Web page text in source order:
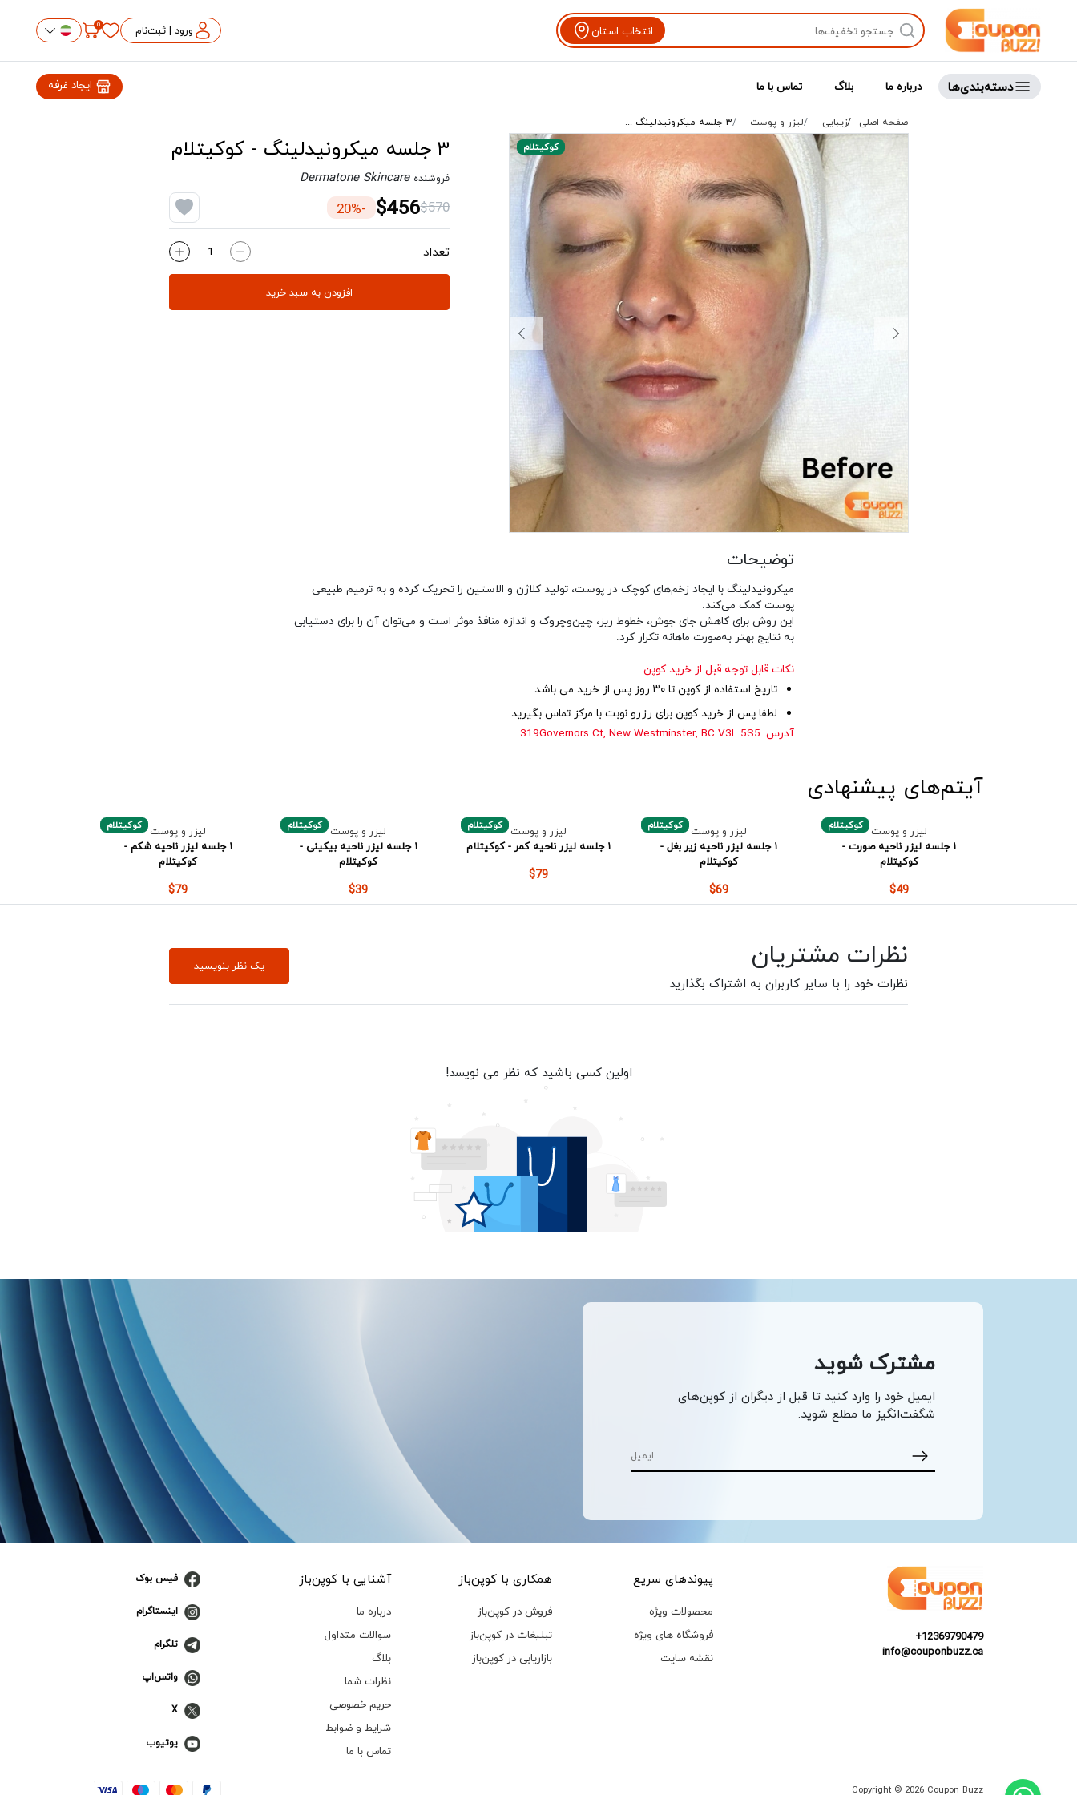
انتخاب استان ورود | ثبت‌نام 0
دسته‌بندی‌ها درباره ما بلاگ تماس با ما ایجاد غرفه
صفحه اصلی زیبایی لیزر و پوست ۳ جلسه میکرونیدلینگ ...
کوکیتلام ۳ جلسه میکرونیدلینگ - کوکیتلام
فروشنده Dermatone Skincare
$570
$456
-20%
تعداد
افزودن به سبد خرید
توضیحات
میکرونیدلینگ با ایجاد زخم‌های کوچک در پوست، تولید کلاژن و الاستین را تحریک کرده و به ترمیم طبیعی
پوست کمک می‌کند.
این روش برای کاهش جای جوش، خطوط ریز، چین‌وچروک و اندازه منافذ موثر است و می‌توان آن را برای دستیابی
به نتایج بهتر به‌صورت ماهانه تکرار کرد.
نکات قابل توجه قبل از خرید کوپن:
تاریخ استفاده از کوپن تا ۳۰ روز پس از خرید می باشد.
لطفا پس از خرید کوپن برای رزرو نوبت با مرکز تماس بگیرید.
آدرس:
319Governors Ct, New Westminster, BC V3L 5S5
آیتم‌های پیشنهادی
کوکیتلام لیزر و پوست
۱ جلسه لیزر ناحیه صورت -
کوکیتلام
$49
کوکیتلام لیزر و پوست
۱ جلسه لیزر ناحیه زیر بغل -
کوکیتلام
$69
کوکیتلام لیزر و پوست
۱ جلسه لیزر ناحیه کمر - کوکیتلام
$79
کوکیتلام لیزر و پوست
۱ جلسه لیزر ناحیه بیکینی -
کوکیتلام
$39
کوکیتلام لیزر و پوست
۱ جلسه لیزر ناحیه شکم -
کوکیتلام
$79
نظرات مشتریان
نظرات خود را با سایر کاربران به اشتراک بگذارید
یک نظر بنویسید
اولین کسی باشید که نظر می نویسد!
مشترک شوید
ایمیل خود را وارد کنید تا قبل از دیگران از کوپن‌های
شگفت‌انگیز ما مطلع شوید.
+12369790479
info@couponbuzz.ca
پیوند‌های سریع
محصولات ویژه
فروشگاه های ویژه
نقشه سایت
همکاری با کوپن‌باز
فروش در کوپن‌باز
تبلیغات در کوپن‌باز
بازاریابی در کوپن‌باز
آشنایی با کوپن‌باز
درباره ما
سوالات متداول
بلاگ
نظرات شما
حریم خصوصی
شرایط و ضوابط
تماس با ما
فیس بوک
اینستاگرام
تلگرام
واتس‌اپ
X
یوتیوب
Copyright © 2026 Coupon Buzz